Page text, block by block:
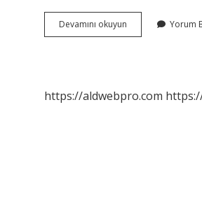
Devamını okuyun
Boylu
Yorum
https://aldwebpro.com